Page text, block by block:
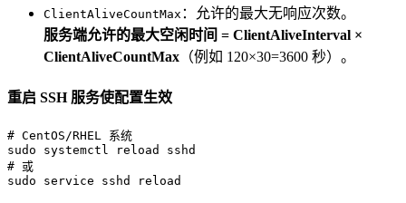
ClientAliveCountMax ：允许的最大无响应次数。
服务端允许的最大空闲时间 = ClientAliveInterval ×
ClientAliveCountMax （例如 120×30=3600 秒）。
重启 SSH 服务使配置生效
# CentOS/RHEL 系统
sudo
# 或
sudo service sshd reload